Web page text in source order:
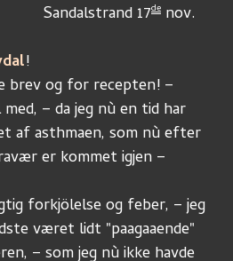
Sandalstrand 17
de nov.
brev og for recepten! –
– da jeg nù en tid har
af asthmaen, som nù efter
er kommet igjen –
forkjölelse og feber, – jeg
været lidt "paagaaende"
– som jeg nù ikke havde